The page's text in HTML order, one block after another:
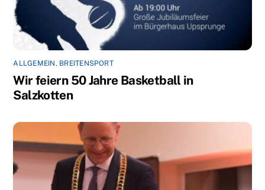
ALLGEMEIN, BREITENSPORT
Wir feiern 50 Jahre Basketball in
Salzkotten